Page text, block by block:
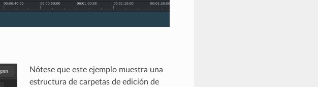
Nótese que este ejemplo muestra una
estructura de carpetas de edición de